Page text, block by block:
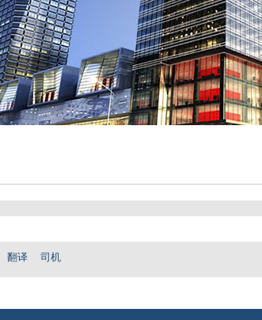
翻译 司机